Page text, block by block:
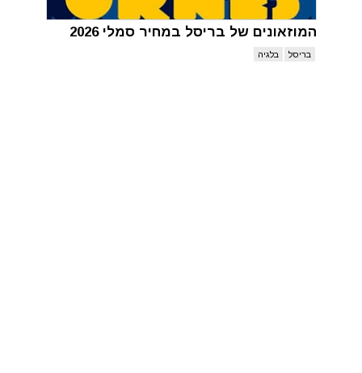
המוזאונים של בריסל במחיר סמלי 2026
בריסל בלגיה